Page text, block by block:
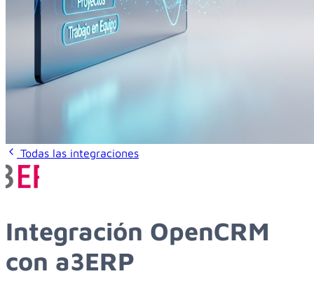
Todas las integraciones
Integración OpenCRM
con a3ERP